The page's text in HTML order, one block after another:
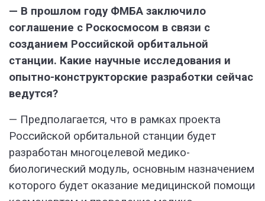
— В прошлом году ФМБА заключило
соглашение с Роскосмосом в связи с
созданием Российской орбитальной
станции. Какие научные исследования и
опытно-конструкторские разработки сейчас
ведутся?
— Предполагается, что в рамках проекта
Российской орбитальной станции будет
разработан многоцелевой медико-
биологический модуль, основным назначением
которого будет оказание медицинской помощи